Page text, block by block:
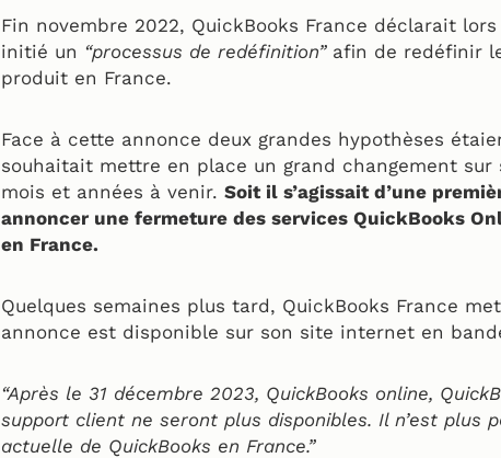
Fin novembre 2022, QuickBooks France déclarait
initié un “processus de redéfinition”afin de redéfinir
produit en France.
Face à cette annonce deux grandes hypothèses
souhaitait mettre en place un grand changement
mois et années à venir. Soit il s’agissait d’une
annoncer une fermeture des services QuickBooks
en France.
Quelques semaines plus tard, QuickBooks France
annonce est disponible sur son site internet en
“Après le 31 décembre 2023, QuickBooks online,
support client ne seront plus disponibles. Il n’est plus
actuelle de QuickBooks en France.”